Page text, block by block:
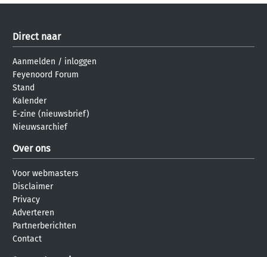
Direct naar
Aanmelden / inloggen
Feyenoord Forum
Stand
Kalender
E-zine (nieuwsbrief)
Nieuwsarchief
Over ons
Voor webmasters
Disclaimer
Privacy
Adverteren
Partnerberichten
Contact